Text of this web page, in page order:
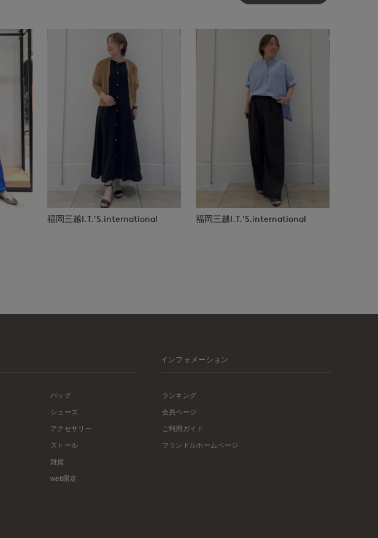
福岡三越I.T.'S.international 福岡三越I.T.'S.international
バッグ
シューズ
アクセサリー
ストール
雑貨
web限定
インフォメーション
ランキング
会員ページ
ご利用ガイド
フランドルホームページ